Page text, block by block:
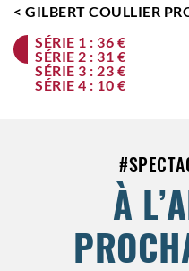
< GILBERT COULLIER
SÉRIE 1 : 36 €
SÉRIE 2 : 31 €
SÉRIE 3 : 23 €
SÉRIE 4 : 10 €
#
À